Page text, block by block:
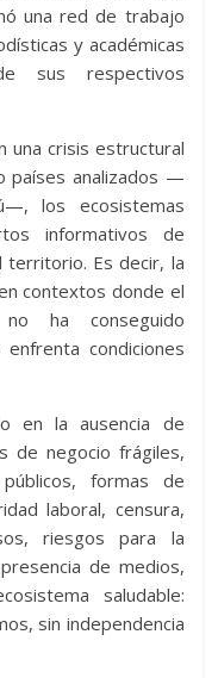
una red de trabajo
y académicas
sus respectivos
una crisis estructural
países analizados —
los ecosistemas
informativos de
territorio. Es decir, la
contextos donde el
ha conseguido
condiciones
en la ausencia de
de negocio frágiles,
formas de
laboral, censura,
riesgos para la
de medios,
saludable:
sin independencia